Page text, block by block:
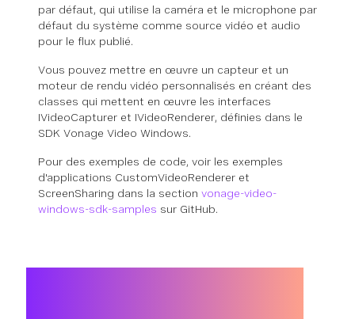
par défaut, qui utilise la caméra et le microphone par
défaut du système comme source vidéo et audio
pour le flux publié.
Vous pouvez mettre en œuvre un capteur et un
moteur de rendu vidéo personnalisés en créant des
classes qui mettent en œuvre les interfaces
IVideoCapturer et IVideoRenderer, définies dans le
SDK Vonage Video Windows.
Pour des exemples de code, voir les exemples
d'applications CustomVideoRenderer et
ScreenSharing dans la section vonage-video-
windows-sdk-samples sur GitHub.